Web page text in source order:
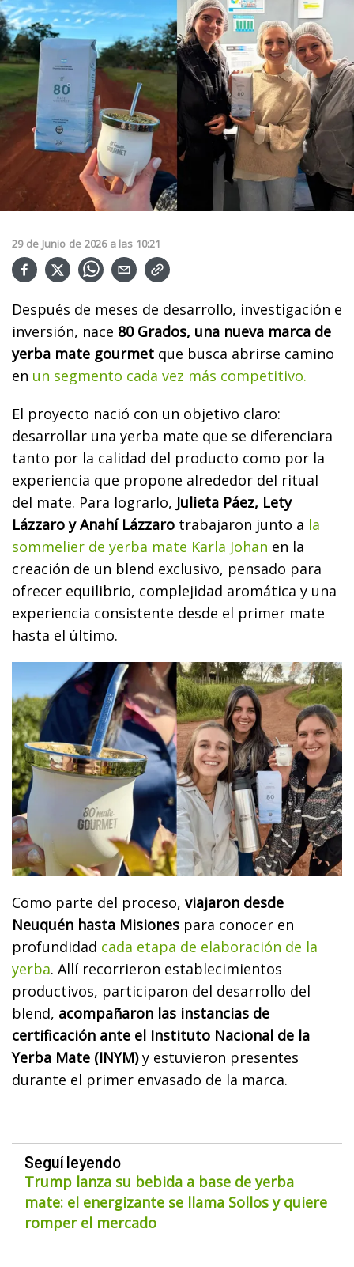
29 de Junio de 2026 a las 10:21
Después de meses de desarrollo, investigación e
inversión, nace 80 Grados, una nueva marca de
yerba mate gourmet que busca abrirse camino
en un segmento cada vez más competitivo.
El proyecto nació con un objetivo claro:
desarrollar una yerba mate que se diferenciara
tanto por la calidad del producto como por la
experiencia que propone alrededor del ritual
del mate. Para lograrlo, Julieta Páez, Lety
Lázzaro y Anahí Lázzaro trabajaron junto a la
sommelier de yerba mate Karla Johan en la
creación de un blend exclusivo, pensado para
ofrecer equilibrio, complejidad aromática y una
experiencia consistente desde el primer mate
hasta el último.
Como parte del proceso, viajaron desde
Neuquén hasta Misiones para conocer en
profundidad cada etapa de elaboración de la
yerba. Allí recorrieron establecimientos
productivos, participaron del desarrollo del
blend, acompañaron las instancias de
certificación ante el Instituto Nacional de la
Yerba Mate (INYM)y estuvieron presentes
durante el primer envasado de la marca.
Seguí leyendo
Trump lanza su bebida a base de yerba
mate: el energizante se llama Sollos y quiere
romper el mercado